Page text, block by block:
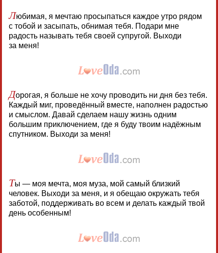
Любимая, я мечтаю просыпаться каждое утро рядом
с тобой и засыпать, обнимая тебя. Подари мне
радость называть тебя своей супругой. Выходи
за меня!
Дорогая, я больше не хочу проводить ни дня без тебя.
Каждый миг, проведённый вместе, наполнен радостью
и смыслом. Давай сделаем нашу жизнь одним
большим приключением, где я буду твоим надёжным
спутником. Выходи за меня!
Ты — моя мечта, моя муза, мой самый близкий
человек. Выходи за меня, и я обещаю окружать тебя
заботой, поддерживать во всем и делать каждый твой
день особенным!